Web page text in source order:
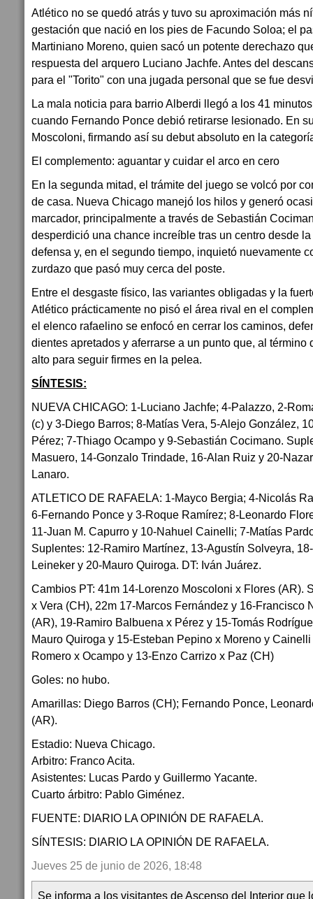
Atlético no se quedó atrás y tuvo su aproximación más
gestación que nació en los pies de Facundo Soloa; el
Martiniano Moreno, quien sacó un potente derechazo
respuesta del arquero Luciano Jachfe. Antes del
para el "Torito" con una jugada personal que se fue
La mala noticia para barrio Alberdi llegó a los 41
cuando Fernando Ponce debió retirarse lesionado. En
Moscoloni, firmando así su debut absoluto en la
El complemento: aguantar y cuidar el arco en cero
En la segunda mitad, el trámite del juego se volcó por
de casa. Nueva Chicago manejó los hilos y generó
marcador, principalmente a través de Sebastián
desperdició una chance increíble tras un centro desde
defensa y, en el segundo tiempo, inquietó nuevamente
zurdazo que pasó muy cerca del poste.
Entre el desgaste físico, las variantes obligadas y la
Atlético prácticamente no pisó el área rival en el
el elenco rafaelino se enfocó en cerrar los caminos,
dientes apretados y aferrarse a un punto que, al término
alto para seguir firmes en la pelea.
SÍNTESIS:
NUEVA CHICAGO: 1-Luciano Jachfe; 4-Palazzo, 2-
(c) y 3-Diego Barros; 8-Matías Vera, 5-Alejo González,
Pérez; 7-Thiago Ocampo y 9-Sebastián Cocimano.
Masuero, 14-Gonzalo Trindade, 16-Alan Ruiz y 20-
Lanaro.
ATLETICO DE RAFAELA: 1-Mayco Bergia; 4-Nicolás
6-Fernando Ponce y 3-Roque Ramírez; 8-Leonardo
11-Juan M. Capurro y 10-Nahuel Cainelli; 7-Matías
Suplentes: 12-Ramiro Martínez, 13-Agustín Solveyra,
Leineker y 20-Mauro Quiroga. DT: Iván Juárez.
Cambios PT: 41m 14-Lorenzo Moscoloni x Flores (AR).
x Vera (CH), 22m 17-Marcos Fernández y 16-Francisco
(AR), 19-Ramiro Balbuena x Pérez y 15-Tomás
Mauro Quiroga y 15-Esteban Pepino x Moreno y
Romero x Ocampo y 13-Enzo Carrizo x Paz (CH)
Goles: no hubo.
Amarillas: Diego Barros (CH); Fernando Ponce,
(AR).
Estadio: Nueva Chicago.
Arbitro: Franco Acita.
Asistentes: Lucas Pardo y Guillermo Yacante.
Cuarto árbitro: Pablo Giménez.
FUENTE: DIARIO LA OPINIÓN DE RAFAELA.
SÍNTESIS: DIARIO LA OPINIÓN DE RAFAELA.
Jueves 25 de junio de 2026, 18:48
Se informa a los visitantes de Ascenso del Interior que